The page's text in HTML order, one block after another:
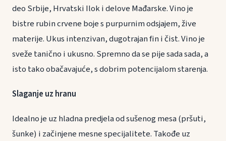
deo Srbije, Hrvatski Ilok i delove Mađarske. Vino je
bistre rubin crvene boje s purpurnim odsjajem, žive
materije. Ukus intenzivan, dugotrajan fin i čist. Vino je
sveže tanično i ukusno. Spremno da se pije sada sada, a
isto tako obačavajuće, s dobrim potencijalom starenja.
Slaganje uz hranu
Idealno je uz hladna predjela od sušenog mesa (pršuti,
šunke) i začinjene mesne specijalitete. Takođe uz